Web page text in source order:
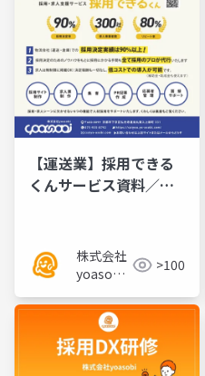
【運送業】採用できる
くんサービス資料／チ
株式会社
yoasobi
ナー様
>100